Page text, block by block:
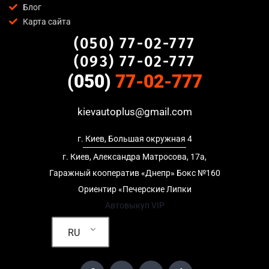
предоставляем полный пакет документов;
Гибкий подход
Лесной массив, Киев для осмотра авто и заключения
Честные цены — предлагаем до 95% от рыночной
стоимости даже за авто после аварии или с пробегом;
персональных данных, отсутствие посредников и “серых”
Любое состояние автомобиля— мы выкупаем авто после
ДТП, неисправные, не на ходу, с запретом на регистрацию,
в кредите и с просроченной страховкой.
Кому подойдет автобазар в Лесной
массив, Киев
Услуга автобазар в Лесной массив, Киев актуальна для:
Блог
Карта сайта
(050) 77-02-777
(093) 77-02-777
(050) 77-02-777
kievautoplus@gmail.com
г. Киев, Большая окружная 4
г. Киев, Александра Матросова, 17а,
Гаражный кооператив «Днепр» Бокс №160
Ориентир «Печерские Липки
Автовыкуп VIP
RU